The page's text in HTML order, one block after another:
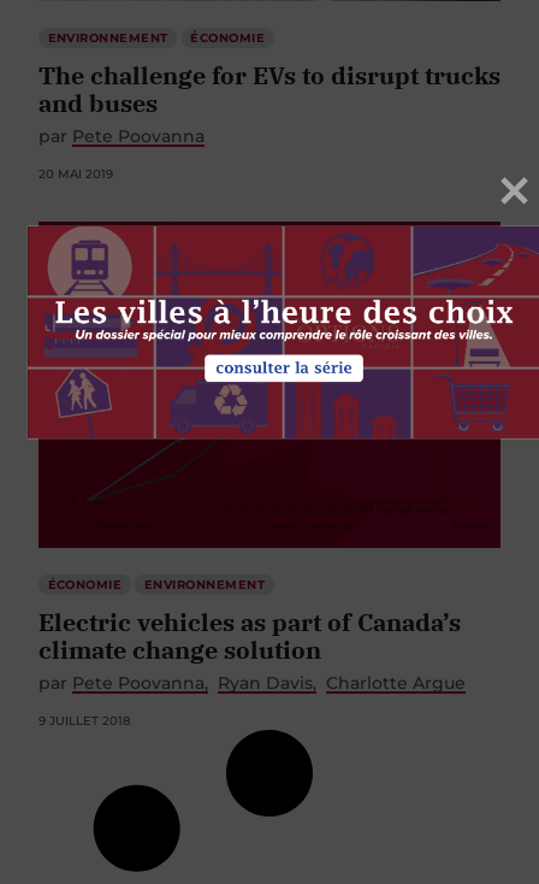
ENVIRONNEMENT ÉCONOMIE
The challenge for EVs to disrupt trucks
and buses
par Pete Poovanna
20 MAI 2019
ÉCONOMIE ENVIRONNEMENT
Electric vehicles as part of Canada’s
climate change solution
par Pete Poovanna Ryan Davis Charlotte Argue
9 JUILLET 2018